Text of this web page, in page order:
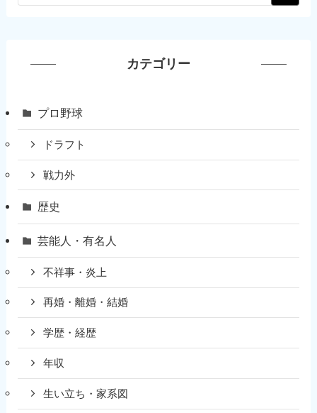
カテゴリー
プロ野球
ドラフト
戦力外
歴史
芸能人・有名人
不祥事・炎上
再婚・離婚・結婚
学歴・経歴
年収
生い立ち・家系図